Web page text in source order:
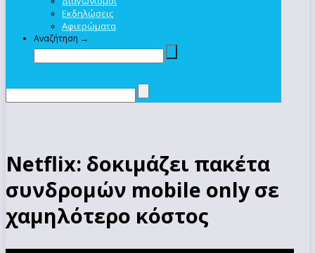
Εκδηλώσεις
Αφιερώματα
Αναζήτηση →
Netflix: δοκιμάζει πακέτα
συνδρομών mobile only σε
χαμηλότερο κόστος